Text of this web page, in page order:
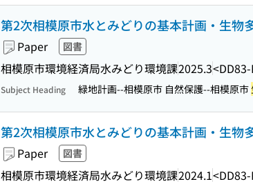
第2次相模原市水とみどりの基本計画・生物
Paper 図書
相模原市環境経済局水みどり環境課2025.3
Subject Heading 緑地計画--相模原市 自然保護--相模原市
第2次相模原市水とみどりの基本計画・生物
Paper 図書
相模原市環境経済局水みどり環境課2024.1